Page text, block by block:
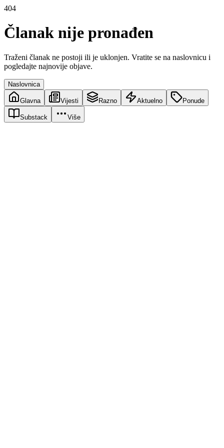
404
Članak nije pronađen
Traženi članak ne postoji ili je uklonjen. Vratite se na naslovnicu i
pogledajte najnovije objave.
Naslovnica
Glavna Vijesti Razno Aktuelno Ponude
Substack Više